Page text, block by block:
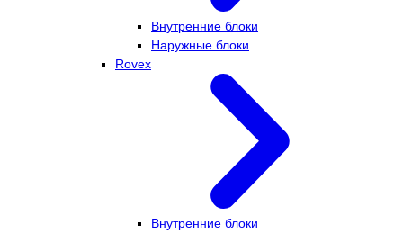
Внутренние блоки
Наружные блоки
Rovex
Внутренние блоки